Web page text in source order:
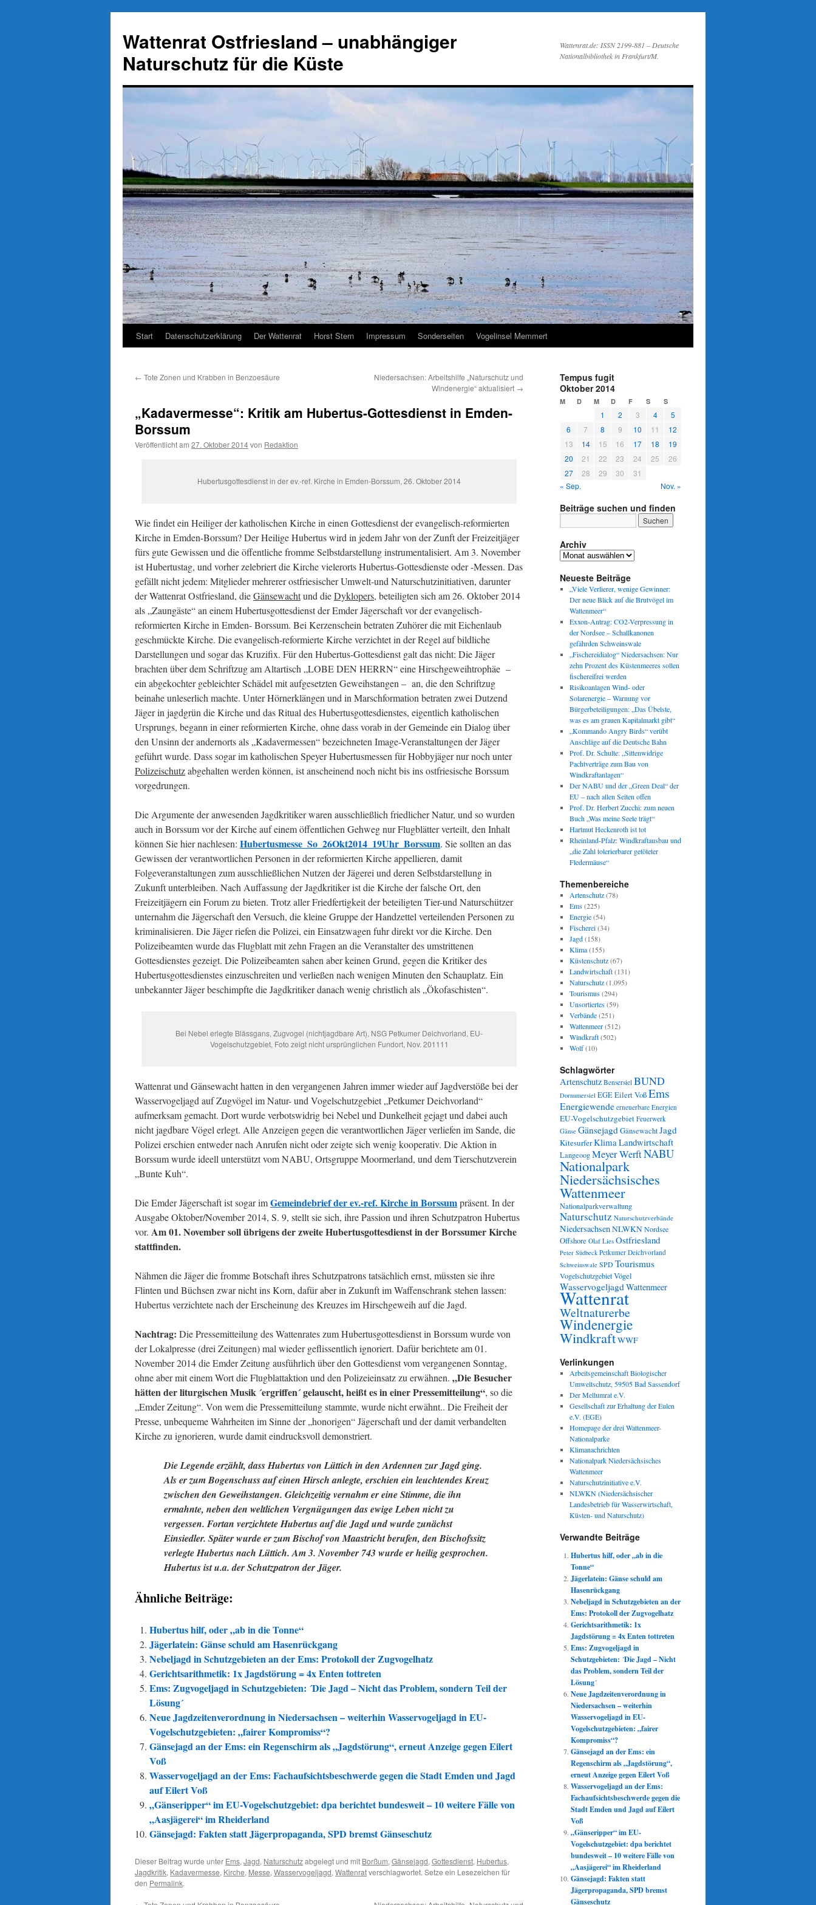
springen
Wattenrat Ostfriesland – unabhängiger
Naturschutz für die Küste
Wattenrat.de: ISSN 2199-881 – Deutsche
Nationalbibliothek in Frankfurt/M.
Start Datenschutzerklärung Der Wattenrat Horst Stern Impressum Sonderseiten Vogelinsel Memmert
← Tote Zonen und Krabben in Benzoesäure
Niedersachsen: Arbeitshilfe „Naturschutz und
Windenergie“ aktualisiert →
„Kadavermesse“: Kritik am Hubertus-Gottesdienst in Emden-
Borssum
Veröffentlicht am 27. Oktober 2014von Redaktion
Hubertusgottesdienst in der ev.-ref. Kirche in Emden-Borssum, 26. Oktober 2014
Wie findet ein Heiliger der katholischen Kirche in einen Gottesdienst der evangelisch-reformierten
Kirche in Emden-Borssum? Der Heilige Hubertus wird in jedem Jahr von der Zunft der Freizeitjäger
fürs gute Gewissen und die öffentliche fromme Selbstdarstellung instrumentalisiert. Am 3. November
ist Hubertustag, und vorher zelebriert die Kirche vielerorts Hubertus-Gottesdienste oder -Messen. Das
gefällt nicht jedem: Mitglieder mehrerer ostfriesischer Umwelt-und Naturschutzinitiativen, darunter
der Wattenrat Ostfriesland, dieGänsewachtund dieDyklopers, beteiligten sich am 26. Oktober 2014
als „Zaungäste“ an einem Hubertusgottesdienst der Emder Jägerschaft vor der evangelisch-
reformierten Kirche in Emden- Borssum. Bei Kerzenschein betraten Zuhörer die mit Eichenlaub
geschmückte Kirche. Die evangelisch-reformierte Kirche verzichtet in der Regel auf bildliche
Darstellungen und sogar das Kruzifix. Für den Hubertus-Gottesdienst galt das nicht: Die Jäger
brachten über dem Schriftzug am Altartisch „LOBE DEN HERRN“ eine Hirschgeweihtrophäe –
ein abgekochter gebleichter Schädel mit aufgesetzten Geweihstangen – an, die den Schriftzug
beinahe unleserlich machte. Unter Hörnerklängen und in Marschformation betraten zwei Dutzend
Jäger in jagdgrün die Kirche und das Ritual des Hubertusgottesdienstes, eigentlich katholischen
Ursprungs, begann in einer reformierten Kirche, ohne dass vorab in der Gemeinde ein Dialog über
den Unsinn der andernorts als „Kadavermessen“ bezeichneten Image-Veranstaltungen der Jäger
geführt wurde. Dass sogar im katholischen Speyer Hubertusmessen für Hobbyjäger nur noch unter
Polizeischutzabgehalten werden können, ist anscheinend noch nicht bis ins ostfriesische Borssum
vorgedrungen.
Die Argumente der anwesenden Jagdkritiker waren ausschließlich friedlicher Natur, und so wurden
auch in Borssum vor der Kirche auf einem öffentlichen Gehweg nur Flugblätter verteilt, den Inhalt
können Sie hier nachlesen: Hubertusmesse_So_26Okt2014_19Uhr_Borssum. Sie sollten an das
Gewissen der verantwortlichen Personen in der reformierten Kirche appellieren, damit
Folgeveranstaltungen zum ausschließlichen Nutzen der Jägerei und deren Selbstdarstellung in
Zukunft unterbleiben. Nach Auffassung der Jagdkritiker ist die Kirche der falsche Ort, den
Freizeitjägern ein Forum zu bieten. Trotz aller Friedfertigkeit der beteiligten Tier-und Naturschützer
unternahm die Jägerschaft den Versuch, die kleine Gruppe der Handzettel verteilenden Personen zu
kriminalisieren. Die Jäger riefen die Polizei, ein Einsatzwagen fuhr direkt vor die Kirche. Den
Polizeibeamten wurde das Flugblatt mit zehn Fragen an die Veranstalter des umstrittenen
Gottesdienstes gezeigt. Die Polizeibeamten sahen aber keinen Grund, gegen die Kritiker des
Hubertusgottesdienstes einzuschreiten und verließen nach wenigen Minuten den Schauplatz. Ein
unbekannter Jäger beschimpfte die Jagdkritiker danach wenig christlich als „Ökofaschisten“.
Bei Nebel erlegte Blässgans, Zugvogel (nichtjagdbare Art), NSG Petkumer Deichvorland, EU-
Vogelschutzgebiet, Foto zeigt nicht ursprünglichen Fundort, Nov. 201111
Wattenrat und Gänsewacht hatten in den vergangenen Jahren immer wieder auf Jagdverstöße bei der
Wasservogeljagd auf Zugvögel im Natur- und Vogelschutzgebiet „Petkumer Deichvorland“
aufmerksam gemacht. Dort wurde verbotswidrig bei Nebel und Dunkelheit gejagt und dabei auch
nicht jagdbare Vögel erlegt. Alle Anzeigen gegen die verantwortlichen Jäger verliefen im Sande, die
Polizei erschien entweder nach Anrufen nicht oder zeigte sich wenig kooperativ. Die Aktion in
Borssum wurde ideell unterstützt vom NABU, Ortsgruppe Moormerland, und dem Tierschutzverein
„Bunte Kuh“.
Die Emder Jägerschaft ist sogar imGemeindebrief der ev.-ref. Kirche in Borssumpräsent. In der
Ausgabe Oktober/November 2014, S. 9, stellt sie sich, ihre Passion und ihren Schutzpatron Hubertus
vor. Am 01. November soll übrigens der zweite Hubertusgottesdienst in der Borssumer Kirche
stattfinden.
Nähmen die Jäger die fromme Botschaft ihres Schutzpatrons tatsächlich ernst, müssten sie ihre
Flinten und Büchsen zwar nicht ins Korn, dafür aber in Zukunft im Waffenschrank stehen lassen:
Hubertus verzichtete nach der Erscheinung des Kreuzes im Hirschgeweih auf die Jagd.
Nachtrag: Die Pressemitteilung des Wattenrates zum Hubertusgottesdienst in Borssum wurde von
der Lokalpresse (drei Zeitungen) mal wieder geflissentlich ignoriert. Dafür berichtete am 01.
November 2014 die Emder Zeitung ausführlich über den Gottesdienst vom vergangenen Sonntag,
ohne aber mit einem Wort die Flugblattaktion und den Polizeieinsatz zu erwähnen. „Die Besucher
hätten der liturgischen Musik ´ergriffen´ gelauscht, heißt es in einer Pressemitteilung“, so die
„Emder Zeitung“. Von wem die Pressemitteilung stammte, wurde nicht erwähnt.. Die Freiheit der
Presse, unbequeme Wahrheiten im Sinne der „honorigen“ Jägerschaft und der damit verbandelten
Kirche zu ignorieren, wurde damit eindrucksvoll demonstriert.
Die Legende erzählt, dass Hubertus von Lüttich in den Ardennen zur Jagd ging.
Als er zum Bogenschuss auf einen Hirsch anlegte, erschien ein leuchtendes Kreuz
zwischen den Geweihstangen. Gleichzeitig vernahm er eine Stimme, die ihn
ermahnte, neben den weltlichen Vergnügungen das ewige Leben nicht zu
vergessen. Fortan verzichtete Hubertus auf die Jagd und wurde zunächst
Einsiedler. Später wurde er zum Bischof von Maastricht berufen, den Bischofssitz
verlegte Hubertus nach Lüttich. Am 3. November 743 wurde er heilig gesprochen.
Hubertus ist u.a. der Schutzpatron der Jäger.
Ähnliche Beiträge:
Hubertus hilf, oder „ab in die Tonne“
Jägerlatein: Gänse schuld am Hasenrückgang
Nebeljagd in Schutzgebieten an der Ems: Protokoll der Zugvogelhatz
Gerichtsarithmetik: 1x Jagdstörung = 4x Enten tottreten
Ems: Zugvogeljagd in Schutzgebieten: ´Die Jagd – Nicht das Problem, sondern Teil der
Lösung´
Neue Jagdzeitenverordnung in Niedersachsen – weiterhin Wasservogeljagd in EU-
Vogelschutzgebieten: „fairer Kompromiss“?
Gänsejagd an der Ems: ein Regenschirm als „Jagdstörung“, erneut Anzeige gegen Eilert
Voß
Wasservogeljagd an der Ems: Fachaufsichtsbeschwerde gegen die Stadt Emden und Jagd
auf Eilert Voß
„Gänseripper“ im EU-Vogelschutzgebiet: dpa berichtet bundesweit – 10 weitere Fälle von
„Aasjägerei“ im Rheiderland
Gänsejagd: Fakten statt Jägerpropaganda, SPD bremst Gänseschutz
Dieser Beitrag wurde unter Ems, Jagd, Naturschutzabgelegt und mit Borßum, Gänsejagd, Gottesdienst, Hubertus,
Jagdkritik, Kadavermesse, Kirche, Messe, Wasservogeljagd, Wattenratverschlagwortet. Setze ein Lesezeichen für
den Permalink.
Tempus fugit
Oktober 2014
M D M D F S S
1 2 3 4
5
6
7 8 9 10 11
12
13
14 15 16 17 18
19
20
21 22 23 24 25
26
27
28 29 30
31
« Sep.
Nov. »
Beiträge suchen und finden
Archiv
Archiv
Neueste Beiträge
„Viele Verlierer, wenige Gewinner:
Der neue Blick auf die Brutvögel im
Wattenmeer“
Exxon-Antrag: CO2-Verpressung in
der Nordsee – Schallkanonen
gefährden Schweinswale
„Fischereidialog“ Niedersachsen: Nur
zehn Prozent des Küstenmeeres sollen
fischereifrei werden
Risikoanlagen Wind- oder
Solarenergie – Warnung vor
Bürgerbeteiligungen: „Das Übelste,
was es am grauen Kapitalmarkt gibt“
„Kommando Angry Birds“ verübt
Anschläge auf die Deutsche Bahn
Prof. Dr. Schulte: „Sittenwidrige
Pachtverträge zum Bau von
Windkraftanlagen“
Der NABU und der „Green Deal“ der
EU – nach allen Seiten offen
Prof. Dr. Herbert Zucchi: zum neuen
Buch „Was meine Seele trägt“
Hartmut Heckenroth ist tot
Rheinland-Pfalz: Windkraftausbau und
„die Zahl tolerierbarer getöteter
Fledermäuse“
Themenbereiche
Artenschutz(78)
Ems(225)
Energie(54)
Fischerei(34)
Jagd(158)
Klima(155)
Küstenschutz(67)
Landwirtschaft(131)
Naturschutz(1.095)
Tourismus(294)
Unsortiertes(59)
Verbände(251)
Wattenmeer(512)
Windkraft(502)
Wolf(10)
Schlagwörter
Artenschutz Bensersiel BUND
Dornumersiel EGEEilert VoßEms
Energiewende erneuerbare Energien
EU-Vogelschutzgebiet Feuerwerk
Gänse GänsejagdGänsewachtJagd
KitesurferKlimaLandwirtschaft
LangeoogMeyer WerftNABU
Nationalpark
Niedersächsisches
Wattenmeer
Nationalparkverwaltung
Naturschutz Naturschutzverbände
NiedersachsenNLWKNNordsee
Offshore Olaf Lies Ostfriesland
Peter Südbeck Petkumer Deichvorland
Schweinswale SPDTourismus
VogelschutzgebietVögel
WasservogeljagdWattenmeer
Wattenrat
Weltnaturerbe
Windenergie
WindkraftWWF
Verlinkungen
Arbeitsgemeinschaft Biologischer
Umweltschutz, 59505 Bad Sassendorf
Der Mellumrat e.V.
Gesellschaft zur Erhaltung der Eulen
e.V. (EGE)
Homepage der drei Wattenmeer-
Nationalparke
Klimanachrichten
Nationalpark Niedersächsisches
Wattenmeer
Naturschutzinitiative e.V.
NLWKN (Niedersächsischer
Landesbetrieb für Wasserwirtschaft,
Küsten- und Naturschutz)
Verwandte Beiträge
Hubertus hilf, oder „ab in die
Tonne“
Jägerlatein: Gänse schuld am
Hasenrückgang
Nebeljagd in Schutzgebieten an der
Ems: Protokoll der Zugvogelhatz
Gerichtsarithmetik: 1x
Jagdstörung = 4x Enten tottreten
Ems: Zugvogeljagd in
Schutzgebieten: ´Die Jagd – Nicht
das Problem, sondern Teil der
Lösung´
Neue Jagdzeitenverordnung in
Niedersachsen – weiterhin
Wasservogeljagd in EU-
Vogelschutzgebieten: „fairer
Kompromiss“?
Gänsejagd an der Ems: ein
Regenschirm als „Jagdstörung“,
erneut Anzeige gegen Eilert Voß
Wasservogeljagd an der Ems:
Fachaufsichtsbeschwerde gegen die
Stadt Emden und Jagd auf Eilert
Voß
„Gänseripper“ im EU-
Vogelschutzgebiet: dpa berichtet
bundesweit – 10 weitere Fälle von
„Aasjägerei“ im Rheiderland
Gänsejagd: Fakten statt
Jägerpropaganda, SPD bremst
Gänseschutz